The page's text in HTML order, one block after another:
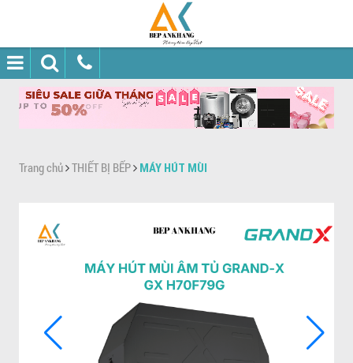
Trang chủ THIẾT BỊ BẾP MÁY HÚT MÙI